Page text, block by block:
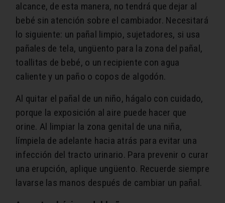
alcance, de esta manera, no tendrá que dejar al
bebé sin atención sobre el cambiador. Necesitará
lo siguiente: un pañal limpio, sujetadores, si usa
pañales de tela, ungüento para la zona del pañal,
toallitas de bebé, o un recipiente con agua
caliente y un paño o copos de algodón.
Al quitar el pañal de un niño, hágalo con cuidado,
porque la exposición al aire puede hacer que
orine. Al limpiar la zona genital de una niña,
límpiela de adelante hacia atrás para evitar una
infección del tracto urinario. Para prevenir o curar
una erupción, aplique ungüento. Recuerde siempre
lavarse las manos después de cambiar un pañal.